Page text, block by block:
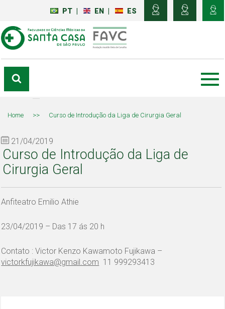
PT EN ES
Home >> Curso de Introdução da Liga de Cirurgia Geral
21/04/2019
Curso de Introdução da Liga de
Cirurgia Geral
Anfiteatro Emilio Athie
23/04/2019 – Das 17 ás 20 h
Contato : Victor Kenzo Kawamoto Fujikawa –
victorkfujikawa@gmail.com 11 999293413